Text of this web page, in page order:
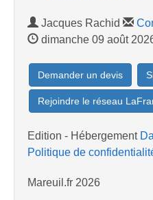
Jacques Rachid
dimanche 09 août
Demander un devis
Rejoindre le réseau
Edition - Hébergement
Politique de
Mareuil.fr 2026